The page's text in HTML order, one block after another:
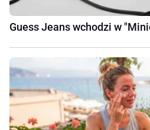
Guess Jeans wchodzi w